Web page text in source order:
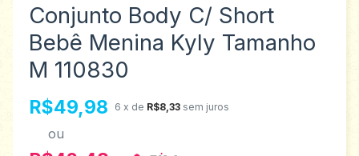
Conjunto Body C/ Short
Bebê Menina Kyly Tamanho
M 110830
R$49,98 6 x de R$8,33 sem juros
ou